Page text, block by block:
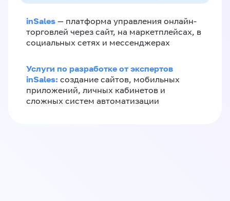
inSales — платформа управления онлайн-
торговлей через сайт, на маркетплейсах, в
социальных сетях и мессенджерах
Услуги по разработке от экспертов
inSales: создание сайтов, мобильных
приложений, личных кабинетов и
сложных систем автоматизации